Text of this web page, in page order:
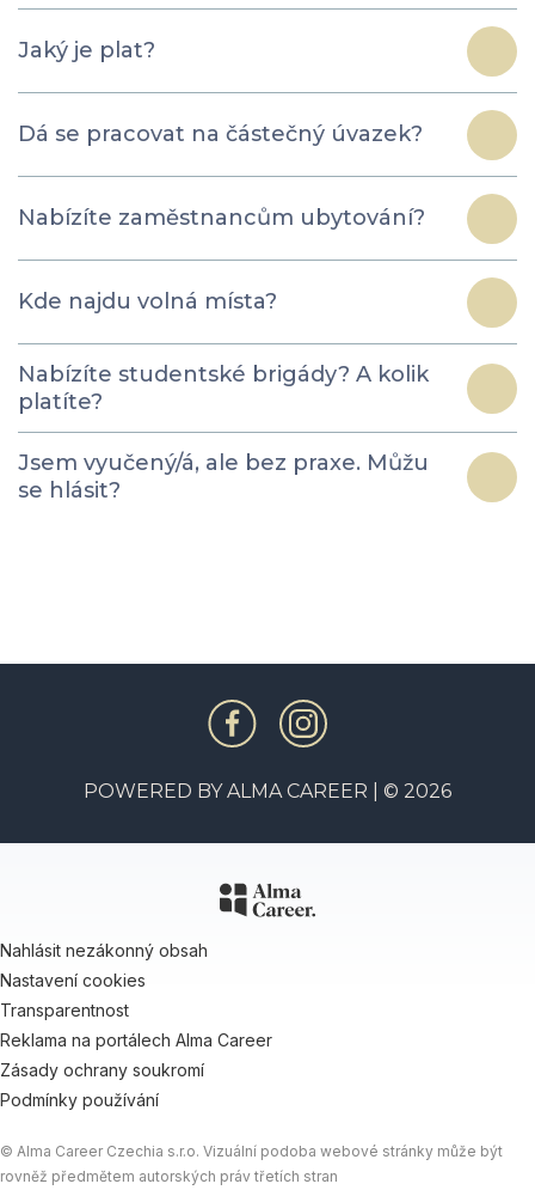
Jaký je plat?
Dá se pracovat na částečný úvazek?
Nabízíte zaměstnancům ubytování?
Kde najdu volná místa?
Nabízíte studentské brigády? A kolik
platíte?
Jsem vyučený/á, ale bez praxe. Můžu
se hlásit?
POWERED BYALMA CAREER | © 2026
Nahlásit nezákonný obsah
Nastavení cookies
Transparentnost
Reklama na portálech Alma Career
Zásady ochrany soukromí
Podmínky používání
© Alma Career Czechia s.r.o. Vizuální podoba webové stránky může být
rovněž předmětem autorských práv třetích stran